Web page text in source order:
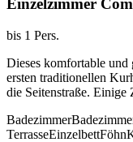
Einzelzimmer
bis 1 Pers.
Dieses komfortable
ersten traditionellen
die Seitenstraße.
Badezimmer
TerrasseEinzelbettFöhn